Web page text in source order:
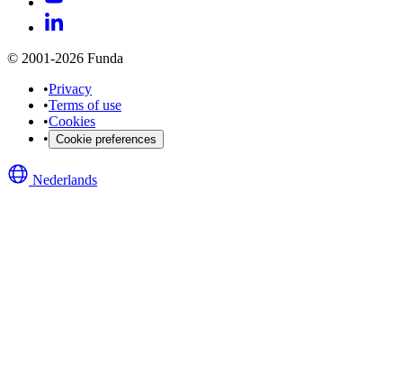
© 2001-2026 Funda
•Privacy
•Terms of use
•Cookies
• Cookie preferences
Nederlands